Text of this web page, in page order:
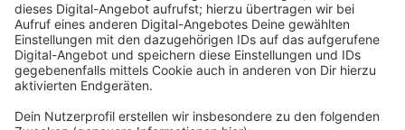
es. Die Rohrleitungen, Pumpen und Speicherbehälter
kommen aber an ihre Leistungsgrenzen. Deshalb
sollten wir den Rasen im Zweifel braun werden lassen,
aber auf jeden Fall nicht mit Trinkwasser sprengen.
Gleiches gilt für das befüllen der inzwischen mehr als
beliebten Pools. Nur dann können unsere Stadtwerke